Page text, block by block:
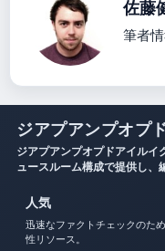
佐藤
筆者
ジアプアンプオプ
ジアプアンプオプドアイルイ
ュースルーム構成で提供し、
人気
迅速なファクトチェックのた
性リソース。